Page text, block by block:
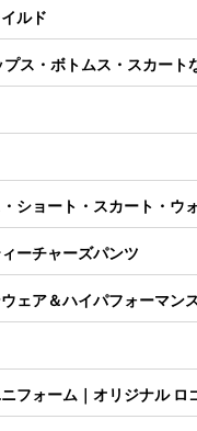
ルド
ス・ボトムス・スカート
ショート・スカート・ウ
ーチャーズパンツ
ェア＆ハイパフォーマン
フォーム｜オリジナル ロ